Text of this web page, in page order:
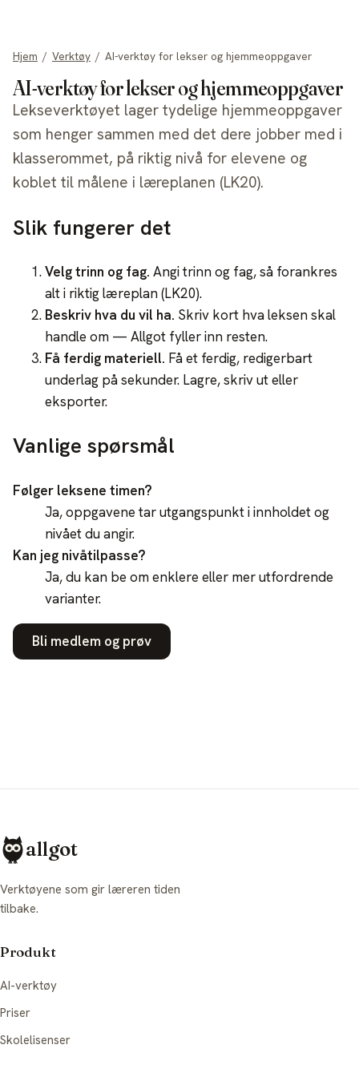
Hjem / Verktøy / AI-verktøy for lekser og hjemmeoppgaver
AI-verktøy for lekser og hjemmeoppgaver
Lekseverktøyet lager tydelige hjemmeoppgaver
som henger sammen med det dere jobber med i
klasserommet, på riktig nivå for elevene og
koblet til målene i læreplanen (LK20).
Slik fungerer det
Velg trinn og fag. Angi trinn og fag, så forankres
alt i riktig læreplan (LK20).
Beskriv hva du vil ha. Skriv kort hva leksen skal
handle om — Allgot fyller inn resten.
Få ferdig materiell. Få et ferdig, redigerbart
underlag på sekunder. Lagre, skriv ut eller
eksporter.
Vanlige spørsmål
Følger leksene timen?
Ja, oppgavene tar utgangspunkt i innholdet og
nivået du angir.
Kan jeg nivåtilpasse?
Ja, du kan be om enklere eller mer utfordrende
varianter.
Bli medlem og prøv
allgot
Verktøyene som gir læreren tiden
tilbake.
Produkt
AI-verktøy
Priser
Skolelisenser